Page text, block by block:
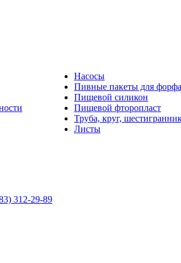
Насосы
Пивные пакеты для
Пищевой силикон
Пищевой фторопласт
Труба, круг,
Листы
312-29-89